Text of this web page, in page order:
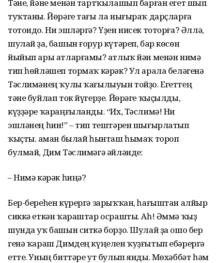
Тәне, йәне менән тартҡылашып барған егет шып
туҡтаны. Йөрәге тағы ла нығыраҡ дарҫларға
тотондо. Ни эшләргә? Үҙен нисек тоторға? Әллә,
шулай ҙа, башын ғорур күтәреп, бар көсөн
йыйып ары атларғамы? Һатлыҡ йән менән нимә
тип һөйләшеп тормаҡ кәрәк? Ул арала беләгенә
Тәслимәнең ҡулы ҡағылыуын тойҙо. Егеттең
тәне буйлап ток йүгерҙе. Йөрәге ҡыҫылды,
күҙҙәре ҡараңғыланды. “Их, Тәслимә! Ни
эшләнең һин!” – тип тештәрен шығырлатып
ҡыҫты. Һаман былай һынташ һымаҡ тороп
булмай, Дим Тәслимәгә әйләнде:
– Нимә кәрәк һиңә?
Бер-береһен күрергә зарыҡҡан, һағыштан алйыр
сиккә еткән ҡараштар осрашты. Аһ! Әммә ҡыҙ
шунда уҡ башын ситкә борҙо. Шулай ҙа ошо бер
генә ҡараш Димдең күңелен ҡуҙғытып ебәрергә
етте. Уның биттәре ут булып янды. Мөхәббәт һәм